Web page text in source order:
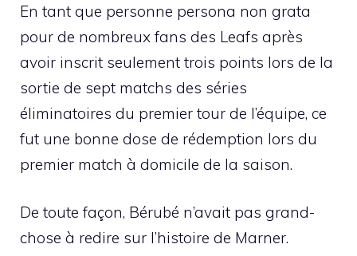
En tant que personne persona non grata
pour de nombreux fans des Leafs après
avoir inscrit seulement trois points lors de la
sortie de sept matchs des séries
éliminatoires du premier tour de l’équipe, ce
fut une bonne dose de rédemption lors du
premier match à domicile de la saison.
De toute façon, Bérubé n’avait pas grand-
chose à redire sur l’histoire de Marner.